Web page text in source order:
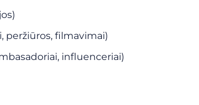
peržiūros, filmavimai)
influenceriai)